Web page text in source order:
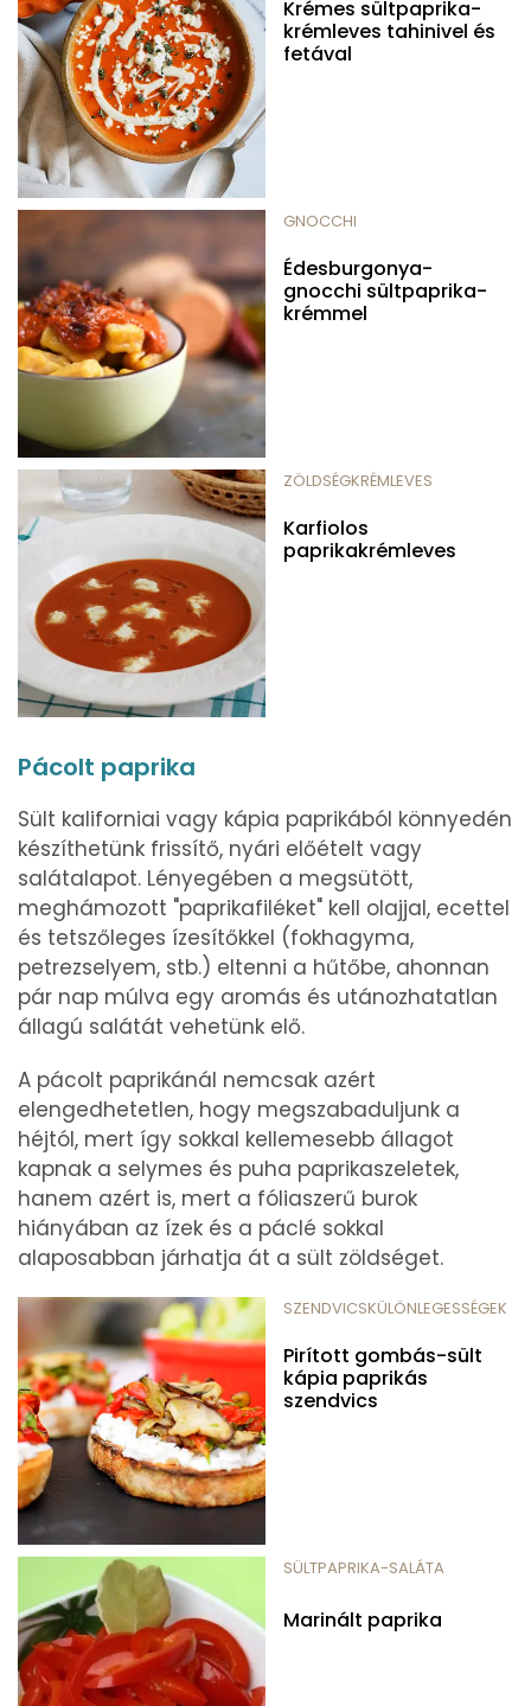
Krémes sültpaprika-
krémleves tahinivel és
fetával
GNOCCHI
Édesburgonya-
gnocchi sültpaprika-
krémmel
ZÖLDSÉGKRÉMLEVES
Karfiolos
paprikakrémleves
Pácolt paprika
Sült kaliforniai vagy kápia paprikából könnyedén
készíthetünk frissítő, nyári előételt vagy
salátalapot. Lényegében a megsütött,
meghámozott "paprikafiléket" kell olajjal, ecettel
és tetszőleges ízesítőkkel (fokhagyma,
petrezselyem, stb.) eltenni a hűtőbe, ahonnan
pár nap múlva egy aromás és utánozhatatlan
állagú salátát vehetünk elő.
A pácolt paprikánál nemcsak azért
elengedhetetlen, hogy megszabaduljunk a
héjtól, mert így sokkal kellemesebb állagot
kapnak a selymes és puha paprikaszeletek,
hanem azért is, mert a fóliaszerű burok
hiányában az ízek és a páclé sokkal
alaposabban járhatja át a sült zöldséget.
SZENDVICSKÜLÖNLEGESSÉGEK
Pirított gombás-sült
kápia paprikás
szendvics
SÜLTPAPRIKA-SALÁTA
Marinált paprika